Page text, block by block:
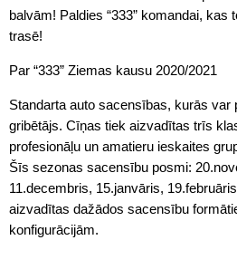
balvām! Paldies “333” komandai, kas
trasē!
Par “333” Ziemas kausu 2020/2021
Standarta auto sacensības, kurās var
gribētājs. Cīņas tiek aizvadītas trīs
profesionāļu un amatieru ieskaites
Šīs sezonas sacensību posmi:
11.decembris, 15.janvāris,
aizvadītas dažādos sacensību
konfigurācijām.